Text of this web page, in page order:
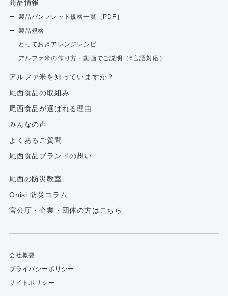
商品情報
製品パンフレット規格一覧［PDF］
製品規格
とっておきアレンジレシピ
アルファ米の作り方・動画でご説明（6言語対応）
アルファ⽶を知っていますか？
尾西食品の取組み
尾西食品が選ばれる理由
みんなの声
よくあるご質問
尾西食品ブランドの想い
尾西の防災教室
Onisi 防災コラム
官公庁・企業・団体の方はこちら
会社概要
プライバシーポリシー
サイトポリシー